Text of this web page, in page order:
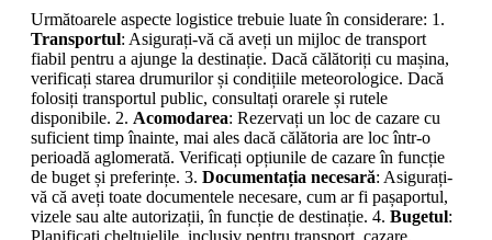
Următoarele aspecte logistice trebuie luate în considerare: 1.
Transportul: Asigurați-vă că aveți un mijloc de transport
fiabil pentru a ajunge la destinație. Dacă călătoriți cu mașina,
verificați starea drumurilor și condițiile meteorologice. Dacă
folosiți transportul public, consultați orarele și rutele
disponibile. 2. Acomodarea: Rezervați un loc de cazare cu
suficient timp înainte, mai ales dacă călătoria are loc într-o
perioadă aglomerată. Verificați opțiunile de cazare în funcție
de buget și preferințe. 3. Documentația necesară: Asigurați-
vă că aveți toate documentele necesare, cum ar fi pașaportul,
vizele sau alte autorizații, în funcție de destinație. 4. Bugetul:
Planificați cheltuielile, inclusiv pentru transport, cazare,